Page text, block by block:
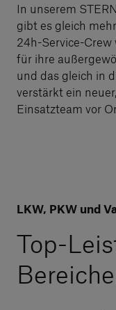
In unserem
gibt es gleich
24h-Service-Crew
für ihre
und das gleich in
verstärkt ein
Einsatzteam vor
LKW, PKW und
Top-